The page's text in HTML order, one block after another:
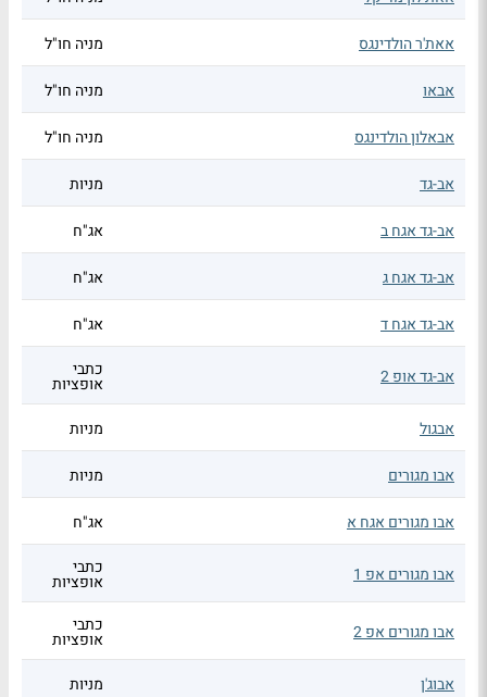
אאת'ר הולדינגס מניה חו"ל
אבאו מניה חו"ל
אבאלון הולדינגס מניה חו"ל
אב-גד מניות
אב-גד אגח ב אג"ח
אב-גד אגח ג אג"ח
אב-גד אגח ד אג"ח
אב-גד אופ 2 כתבי
אופציות
אבגול
מניות
אבו מגורים מניות
אבו מגורים אגח א אג"ח
אבו מגורים אפ 1 כתבי
אופציות
אבו מגורים אפ 2 כתבי
אופציות
אבוג'ן
מניות